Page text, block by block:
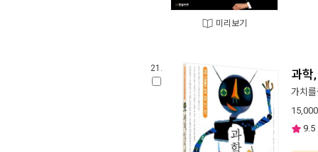
미리보기
21. 과학
가치
15,000
9.5